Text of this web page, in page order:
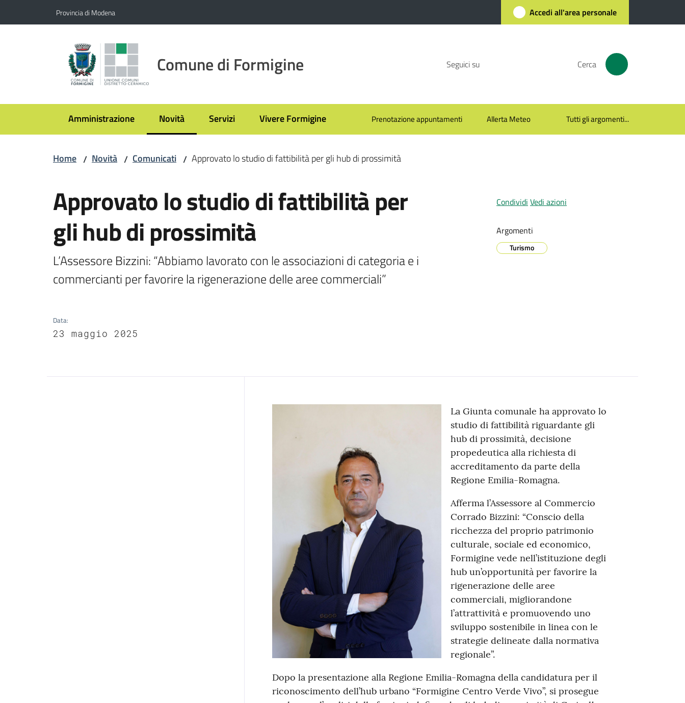
Provincia di Modena Accedi all'area personale
Comune di Formigine Seguici su Cerca
Amministrazione Novità
Menu selezionato
Servizi Vivere Formigine Prenotazione appuntamenti Allerta Meteo Tutti gli argomenti...
Home / Novità / Comunicati / Approvato lo studio di fattibilità per gli hub di prossimità
Approvato lo studio di fattibilità per
gli hub di prossimità
L’Assessore Bizzini: “Abbiamo lavorato con le associazioni di categoria e i
Data:
23 maggio 2025
Condividi Vedi azioni
Argomenti
Turismo
La Giunta comunale ha approvato lo
studio di fattibilità riguardante gli
hub di prossimità, decisione
propedeutica alla richiesta di
accreditamento da parte della
Regione Emilia-Romagna.
Afferma l’Assessore al Commercio
Corrado Bizzini: “Conscio della
ricchezza del proprio patrimonio
culturale, sociale ed economico,
Formigine vede nell’istituzione degli
hub un’opportunità per favorire la
rigenerazione delle aree
commerciali, migliorandone
l’attrattività e promuovendo uno
sviluppo sostenibile in linea con le
strategie delineate dalla normativa
regionale”.
Dopo la presentazione alla Regione Emilia-Romagna della candidatura per il
riconoscimento dell’hub urbano “Formigine Centro Verde Vivo”, si prosegue